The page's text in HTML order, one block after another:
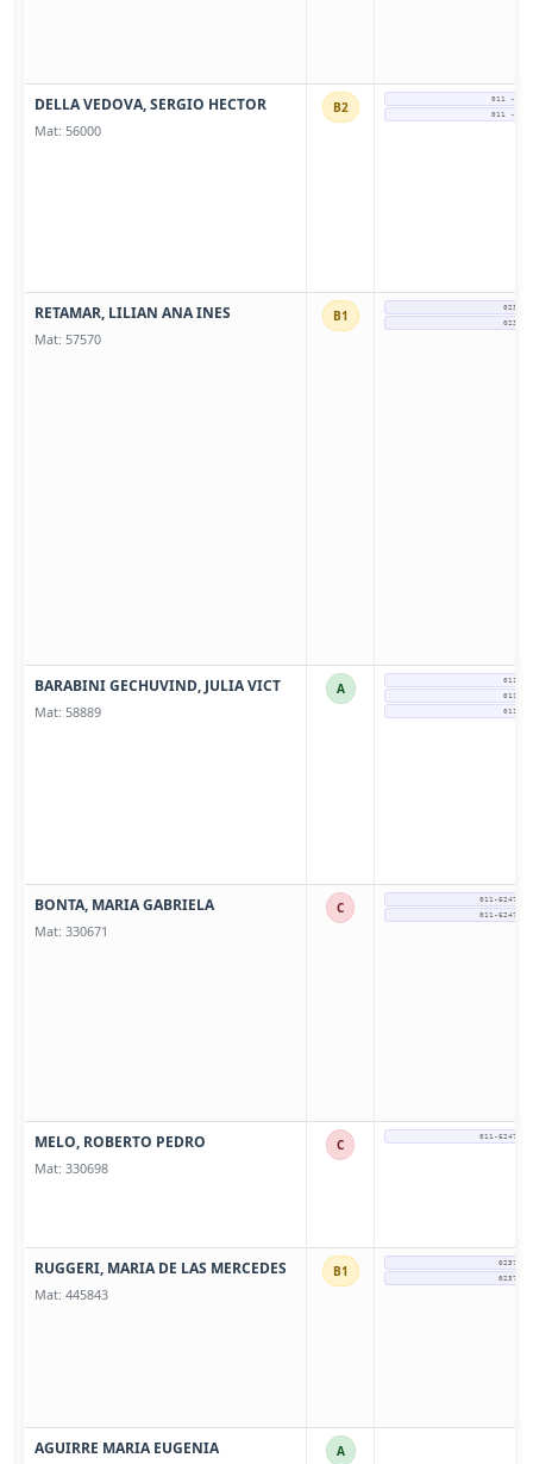
DELLA VEDOVA, SERGIO HECTOR
Mat: 56000
B2 011 - 15
011 - 15
RETAMAR, LILIAN ANA INES
Mat: 57570
B1 0237-
0237-
BARABINI GECHUVIND, JULIA VICT
Mat: 58889
A 011-
011-
011-
BONTA, MARIA GABRIELA
Mat: 330671
C 011-6247-
011-6247-
MELO, ROBERTO PEDRO
Mat: 330698
C 011-6247-
RUGGERI, MARIA DE LAS MERCEDES
Mat: 445843
B1 0237 -
0237 -
AGUIRRE MARIA EUGENIA A